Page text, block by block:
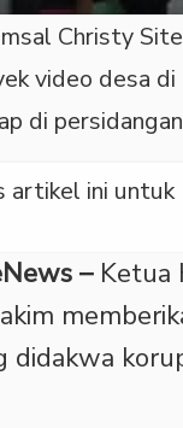
Christy
video desa
di
ini untuk
– Ketua
didakwa